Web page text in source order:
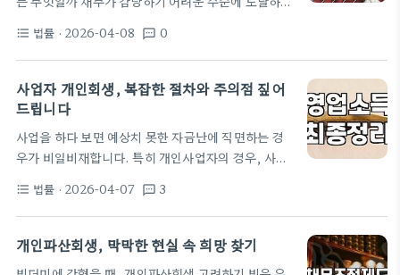
상과 조건이 다릅니다. 많은 분들이 두 제도를 혼동하
시는데, 본인의 상황을 정확히 파악하는 것이 첫걸음
아웃과 법원의 개인파산회생 절차 사이다. 두 제도는
채무를 조정해 준다는 목적은 같지만 운영 주체와 감
면 폭에서 큰 차이를 보인다. 워크아웃은 금융기관들
의 협약에 따라 진행되기에 절차가 비교적 간편하고
좁고 사채나 세금 같은 비협약 채무는 포함할 수 없다
는 한계가 명확하다. 반면 법원을 통한 개인파산회생
은 원금의 최대 90% 이상까지도 탕감받을 수 있는 강
format_list_bulleted 법률 · 2026-04-08 textsms 0
사업자 개인회생, 복잡한 절차와 주의점 짚어
드립니다
사업을 하다 보면 예상치 못한 자금난에 직면하는 경
우가 비일비재합니다. 특히 개인사업자의 경우, 사업
잡한 상황에 놓이기 쉽습니다. 이럴 때 많은 분들이
'개인회생'이라는 제도를 떠올리지만, 사업자로서 개
인회생을 진행하는 것은 일반 직장인과는 다른 어려움
format_list_bulleted 법률 · 2026-04-07 textsms 3
개인파산회생, 막막한 현실 속 희망 찾기